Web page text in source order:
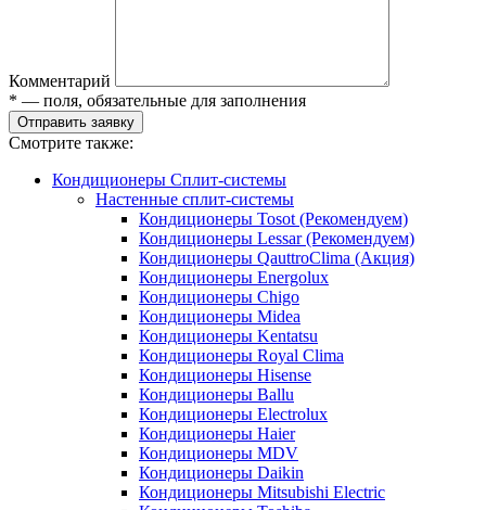
Комментарий
* — поля, обязательные для заполнения
Отправить заявку
Смотрите также:
Кондиционеры Сплит-системы
Настенные сплит-системы
Кондиционеры Tosot (Рекомендуем)
Кондиционеры Lessar (Рекомендуем)
Кондиционеры QauttroClima (Акция)
Кондиционеры Energolux
Кондиционеры Chigo
Кондиционеры Midea
Кондиционеры Kentatsu
Кондиционеры Royal Clima
Кондиционеры Hisense
Кондиционеры Ballu
Кондиционеры Electrolux
Кондиционеры Haier
Кондиционеры MDV
Кондиционеры Daikin
Кондиционеры Mitsubishi Electric